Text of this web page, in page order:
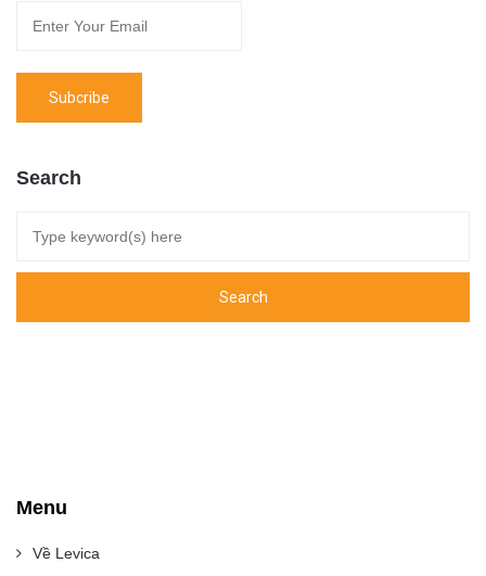
Search
Menu
Về Levica